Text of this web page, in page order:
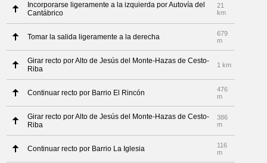
Incorporarse ligeramente a la izquierda por Autovía del
Cantábrico
21
km
Tomar la salida ligeramente a la derecha
679
m
Girar recto por Alto de Jesús del Monte-Hazas de Cesto-
Riba
1 km
Continuar recto por Barrio El Rincón
476
m
Girar recto por Alto de Jesús del Monte-Hazas de Cesto-
Riba
386
m
Continuar recto por Barrio La Iglesia
116
m